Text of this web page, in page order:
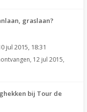
graslaan?
jul 2015, 18:31
, 12 jul 2015,
bij Tour de